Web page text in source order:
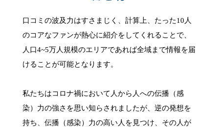
口コミの波及力はすさまじく、計算上、たった10人
のコアなファンが熱心に紹介をしてくれることで、
人口4~5万人規模のエリアであれば全域まで情報を届
けることが可能となります。
私たちはコロナ禍において人から人への伝播（感
染）力の強さを思い知らされましたが、逆の発想を
持ち、伝播（感染）力の高い人を見つけ、その人が